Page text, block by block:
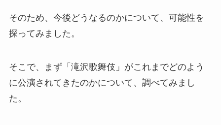
そのため、今後どうなるのかについて、可能性を
探ってみました。
そこで、まず「滝沢歌舞伎」がこれまでどのよう
に公演されてきたのかについて、調べてみまし
た。